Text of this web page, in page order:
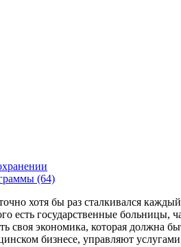
(64)
хотя бы раз сталкивался
есть государственные
своя экономика, которая должна
бизнесе, управляют